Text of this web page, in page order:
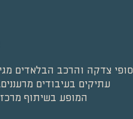
סופי צדקה והרכב הבלאדים
עתיקים בעיבודים
המופע בשיתוף